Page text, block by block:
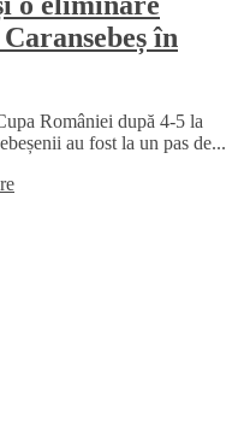
în
României după 4-5 la
au fost la un pas de...